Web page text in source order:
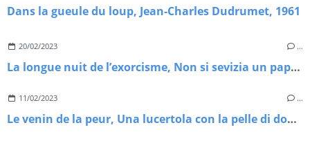
Dans la gueule du loup, Jean-Charles Dudrumet, 1961
20/02/2023 …
La longue nuit de l’exorcisme, Non si sevizia un paperino, Lucio Fulci, 1972
11/02/2023 …
Le venin de la peur, Una lucertola con la pelle di donna, Lucio Fulci, 1971